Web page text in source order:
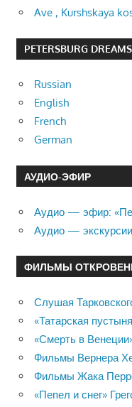
Ave , Kurshskaya
PETERSBURG
Russian
English
French
German
АУДИО-ЭФИР
Аудио — эфир:
Аудио —
ФИЛЬМЫ
Слушая
«Татарская
«Смерть в
Фильмы Вернера
Фильмы Жака
«Пепел и снег»